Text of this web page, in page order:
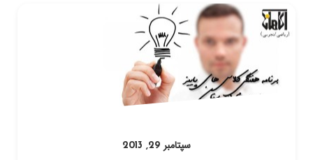
سپتامبر 29, 2013